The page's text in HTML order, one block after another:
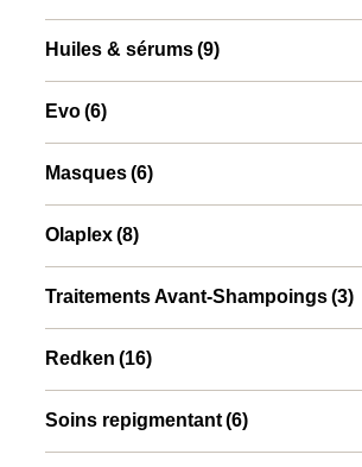
Huiles & sérums(9)
Evo(6)
Masques(6)
Olaplex(8)
Traitements Avant-Shampoings(3)
⁠⁠Redken (16)
Soins repigmentant(6)